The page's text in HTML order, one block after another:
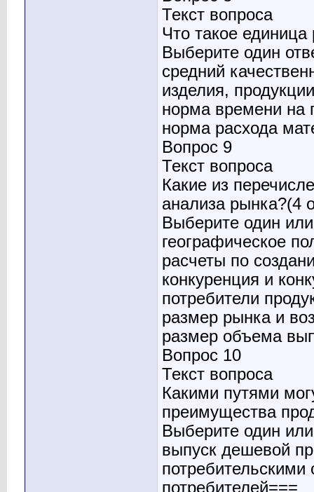
Текст вопроса
Что такое единица
Выберите один
средний
изделия,
норма времени на
норма расхода
Вопрос 9
Текст вопроса
Какие из
анализа рынка?(4
Выберите один
географическое
расчеты по
конкуренция и
потребители
размер рынка и
размер объема
Вопрос 10
Текст вопроса
Какими путями
преимущества
Выберите один
выпуск дешевой
потребителей===